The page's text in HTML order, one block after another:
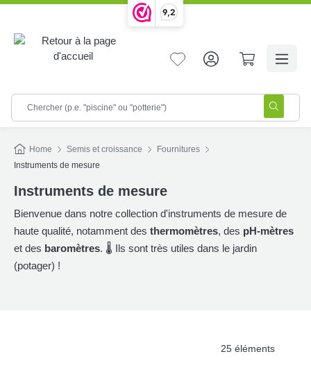
9,2
Home Semis et croissance
Fournitures
Instruments de mesure
Instruments de mesure
Bienvenue dans notre collection d'instruments de mesure de
haute qualité, notamment des thermomètres, des pH-mètres
et des baromètres. 🌡️ Ils sont très utiles dans le jardin
(potager) !
25 éléments